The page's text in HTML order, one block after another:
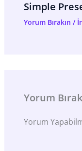
Simple
Yorum Bırakın /
Yorum
Yorum